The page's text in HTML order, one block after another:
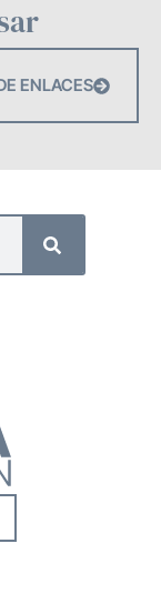
ENLACES